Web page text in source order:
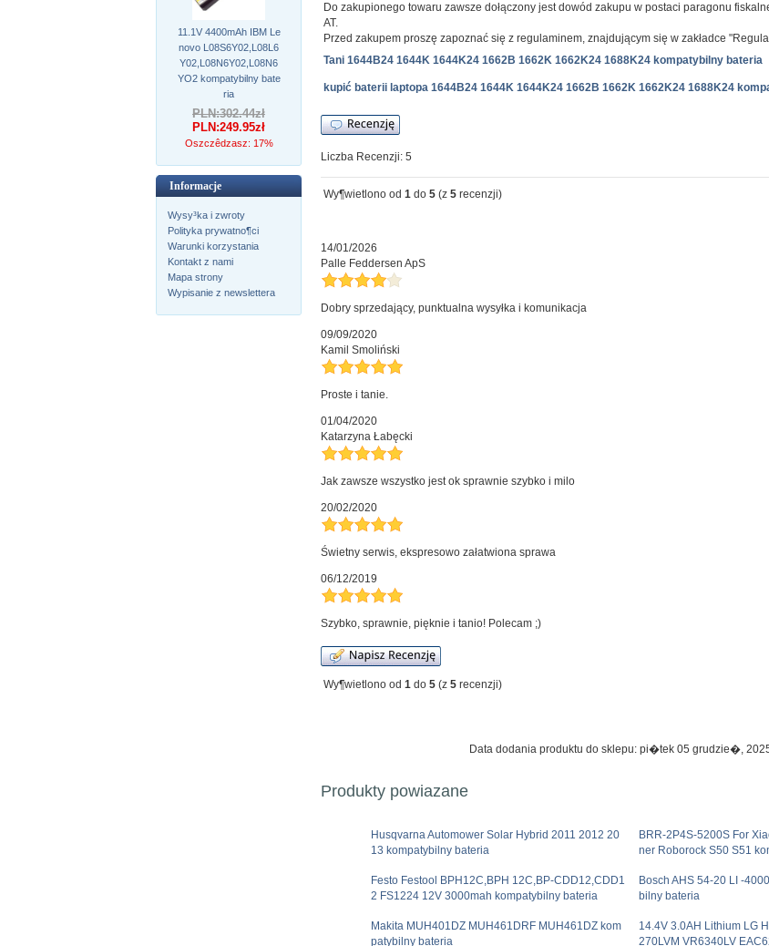
11.1V 4400mAh IBM Le
novo L08S6Y02,L08L6
Y02,L08N6Y02,L08N6
YO2 kompatybilny bate
ria
PLN:302.44zł
PLN:249.95zł
Oszczêdzasz: 17%
Informacje
Wysy³ka i zwroty
Polityka prywatno¶ci
Warunki korzystania
Kontakt z nami
Mapa strony
Wypisanie z newslettera
Do zakupionego towaru zawsze dołączony jest dowód zakupu w postaci paragonu
AT.
Przed zakupem proszę zapoznać się z regulaminem, znajdującym się w zakładce
Tani 1644B24 1644K 1644K24 1662B 1662K 1662K24 1688K24 kompatybilny bateria
kupić baterii laptopa 1644B24 1644K 1644K24 1662B 1662K 1662K24 1688K24
Liczba Recenzji: 5
Wy¶wietlono od 1 do 5 (z 5 recenzji)
14/01/2026
Palle Feddersen ApS
Dobry sprzedający, punktualna wysyłka i komunikacja
09/09/2020
Kamil Smoliński
Proste i tanie.
01/04/2020
Katarzyna Łabęcki
Jak zawsze wszystko jest ok sprawnie szybko i milo
20/02/2020
Świetny serwis, ekspresowo załatwiona sprawa
06/12/2019
Szybko, sprawnie, pięknie i tanio! Polecam ;)
Wy¶wietlono od 1 do 5 (z 5 recenzji)
Data dodania produktu do sklepu: pi�tek 05 grudzie�,
Produkty powiazane
Husqvarna Automower Solar Hybrid 2011 2012 20
13 kompatybilny bateria
BRR-2P4S-5200S For
ner Roborock S50 S51
Festo Festool BPH12C,BPH 12C,BP-CDD12,CDD1
2 FS1224 12V 3000mah kompatybilny bateria
Bosch AHS 54-20 LI -
bilny bateria
Makita MUH401DZ MUH461DRF MUH461DZ kom
patybilny bateria
14.4V 3.0AH Lithium LG
270LVM VR6340LV